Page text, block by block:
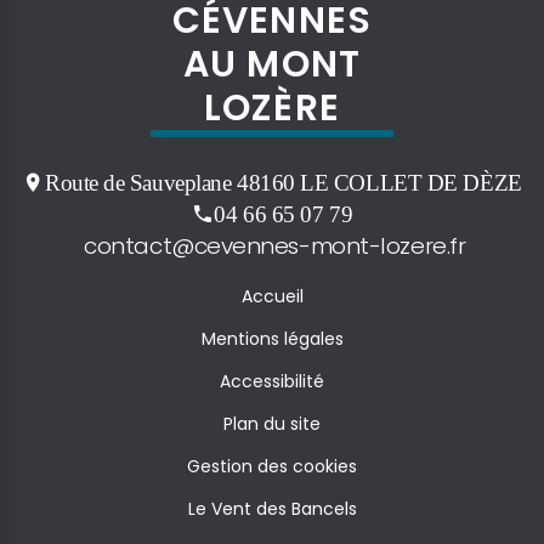
CÉVENNES
AU MONT
LOZÈRE
Route de Sauveplane 48160 LE COLLET DE DÈZE
04 66 65 07 79
contact@cevennes-mont-lozere.fr
Accueil
Mentions légales
Accessibilité
Plan du site
Gestion des cookies
Le Vent des Bancels